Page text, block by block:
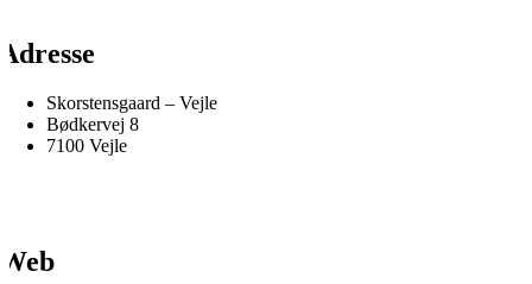
Skorstensgaard – Vejle
Bødkervej 8
7100 Vejle